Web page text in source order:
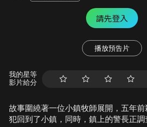
請先登入
播放預告片
我的星等
影片給分
故事圍繞著一位小鎮牧師展開，五年
犯回到了小鎮，同時，鎮上的警長正調